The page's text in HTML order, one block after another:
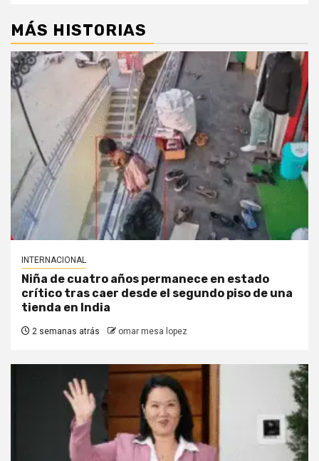
MÁS HISTORIAS
INTERNACIONAL
Niña de cuatro años permanece en estado
crítico tras caer desde el segundo piso de una
tienda en India
2 semanas atrás omar mesa lopez